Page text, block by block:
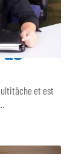
et est